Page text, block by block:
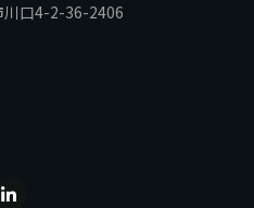
川口4-2-36-2406